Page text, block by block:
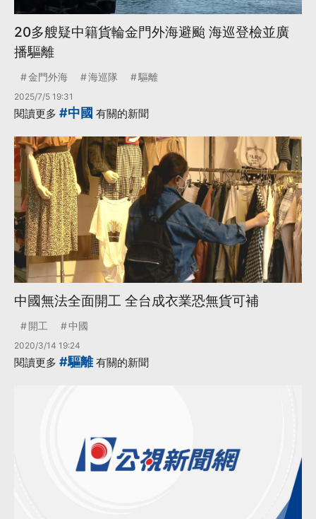
20多艘疑中籍貨輪金門外海避颱 海巡登檢並廣
播驅離
金門外海 海巡隊 驅離
2025/7/5 19:31
閱讀更多 #中國 有關的新聞
中國無法全面開工 全台成衣業恐無貨可補
開工 中國
2020/3/14 19:24
閱讀更多 #驅離有關的新聞